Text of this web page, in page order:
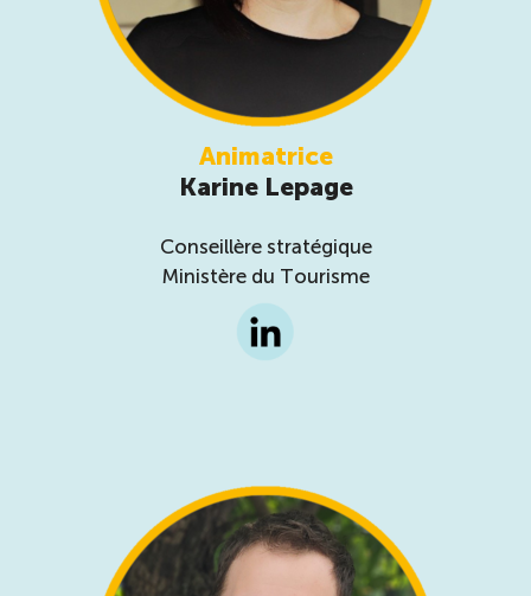
Animatrice
Karine Lepage
Conseillère stratégique
Ministère du Tourisme